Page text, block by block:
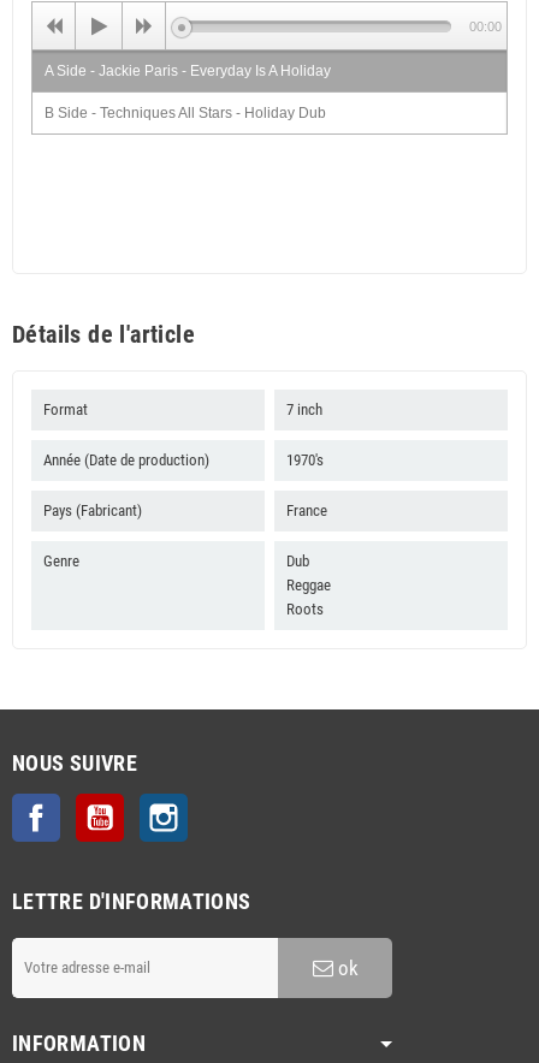
A Side - Jackie Paris - Everyday Is A Holiday
B Side - Techniques All Stars - Holiday Dub
00:00
Détails de l'article
Format 7 inch
Année (Date de production) 1970's
Pays (Fabricant) France
Genre
Dub
Reggae
Roots
NOUS SUIVRE
Facebook YouTube
LETTRE D'INFORMATIONS
ok
INFORMATION